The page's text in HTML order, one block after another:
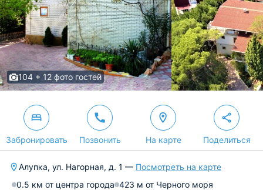
104 + 12 фото гостей
Забронировать Позвонить На карте Поделиться
Алупка, ул. Нагорная, д. 1 — Посмотреть на карте
0.5 км от центра города 423 м от Черного моря